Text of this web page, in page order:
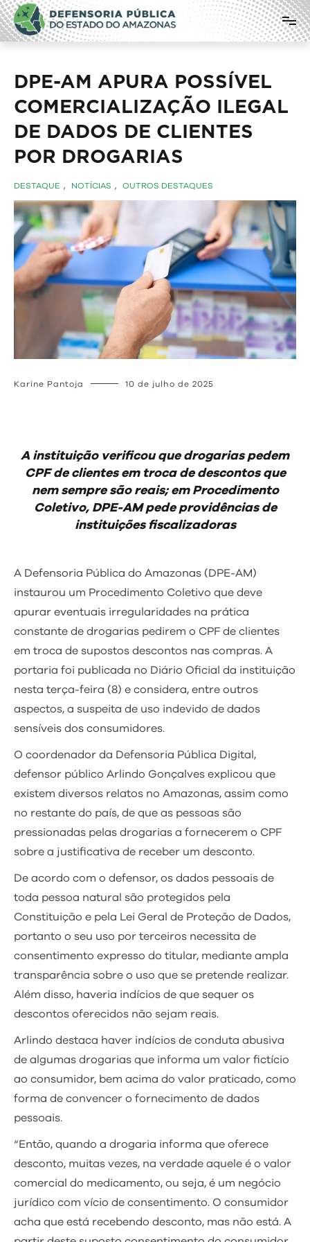
Pular
para
o
conteúdo
Defensoria Pública do Estado do
Amazonas
DPE-AM APURA POSSÍVEL
COMERCIALIZAÇÃO ILEGAL
DE DADOS DE CLIENTES
POR DROGARIAS
DESTAQUE , NOTÍCIAS , OUTROS DESTAQUES
Karine Pantoja 10 de julho de 2025
A instituição verificou que drogarias pedem
CPF de clientes em troca de descontos que
nem sempre são reais; em Procedimento
Coletivo, DPE-AM pede providências de
instituições fiscalizadoras
A Defensoria Pública do Amazonas (DPE-AM)
instaurou um Procedimento Coletivo que deve
apurar eventuais irregularidades na prática
constante de drogarias pedirem o CPF de clientes
em troca de supostos descontos nas compras. A
portaria foi publicada no Diário Oficial da instituição
nesta terça-feira (8) e considera, entre outros
aspectos, a suspeita de uso indevido de dados
sensíveis dos consumidores.
O coordenador da Defensoria Pública Digital,
defensor público Arlindo Gonçalves explicou que
existem diversos relatos no Amazonas, assim como
no restante do país, de que as pessoas são
pressionadas pelas drogarias a fornecerem o CPF
sobre a justificativa de receber um desconto.
De acordo com o defensor, os dados pessoais de
toda pessoa natural são protegidos pela
Constituição e pela Lei Geral de Proteção de Dados,
portanto o seu uso por terceiros necessita de
consentimento expresso do titular, mediante ampla
transparência sobre o uso que se pretende realizar.
Além disso, haveria indícios de que sequer os
descontos oferecidos não sejam reais.
Arlindo destaca haver indícios de conduta abusiva
de algumas drogarias que informa um valor fictício
ao consumidor, bem acima do valor praticado, como
forma de convencer o fornecimento de dados
pessoais.
“Então, quando a drogaria informa que oferece
desconto, muitas vezes, na verdade aquele é o valor
comercial do medicamento, ou seja, é um negócio
jurídico com vício de consentimento. O consumidor
acha que está recebendo desconto, mas não está. A